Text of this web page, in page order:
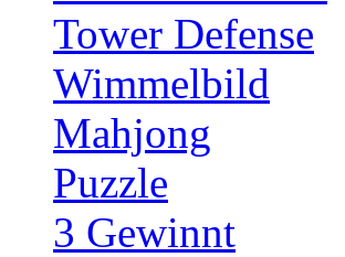
Tower Defense
Wimmelbild
Mahjong
Puzzle
3 Gewinnt